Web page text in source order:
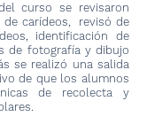
curso se revisaron
de carídeos, revisó de
identificación de
de fotografía y dibujo
se realizó una salida
de que los alumnos
de recolecta y